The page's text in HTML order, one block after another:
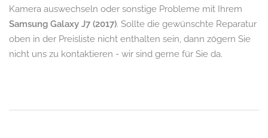
Kamera auswechseln oder sonstige Probleme mit Ihrem
Samsung Galaxy J7 (2017). Sollte die gewünschte Reparatur
oben in der Preisliste nicht enthalten sein, dann zögern Sie
nicht uns zu kontaktieren - wir sind gerne für Sie da.